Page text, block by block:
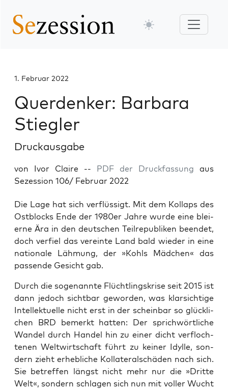
1. Februar 2022
Querdenker: Barbara
Stiegler
Druckausgabe
von Ivor Claire -- PDF der Druckfassung aus
Sezession 106/ Februar 2022
Die Lage hat sich ver­flüs­sigt. Mit dem Kol­laps des
Ost­blocks Ende der 1980er Jah­re wur­de eine blei­
er­ne Ära in den deut­schen Teil­re­pu­bli­ken been­det,
doch ver­fiel das ver­ein­te Land bald wie­der in eine
natio­na­le Läh­mung, der »Kohls Mäd­chen« das
pas­sen­de Gesicht gab.
Durch die soge­nann­te Flücht­lings­kri­se seit 2015 ist
dann jedoch sicht­bar gewor­den, was klar­sich­ti­ge
Intel­lek­tu­el­le nicht erst in der schein­bar so glück­li­
chen BRD bemerkt hat­ten: Der sprich­wört­li­che
Wan­del durch Han­del hin zu einer dicht ver­floch­
te­nen Welt­wirt­schaft führt zu kei­ner Idyl­le, son­
dern zieht erheb­li­che Kol­la­te­ral­schä­den nach sich.
Sie betref­fen längst nicht mehr nur die »Drit­te
Welt«, son­dern schla­gen sich nun mit vol­ler Wucht